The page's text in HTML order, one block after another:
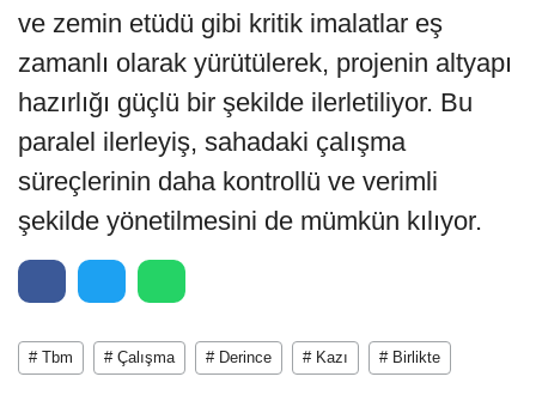
ve zemin etüdü gibi kritik imalatlar eş
zamanlı olarak yürütülerek, projenin altyapı
hazırlığı güçlü bir şekilde ilerletiliyor. Bu
paralel ilerleyiş, sahadaki çalışma
süreçlerinin daha kontrollü ve verimli
şekilde yönetilmesini de mümkün kılıyor.
# Tbm # Çalışma # Derince # Kazı # Birlikte